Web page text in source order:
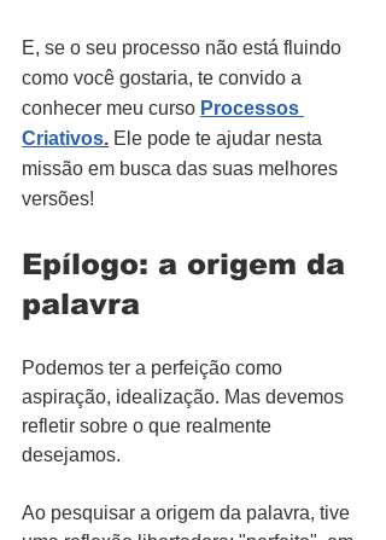
E, se o seu processo não está fluindo
como você gostaria, te convido a
conhecer meu curso Processos
Criativos. Ele pode te ajudar nesta
missão em busca das suas melhores
versões!
Epílogo: a origem da
palavra
Podemos ter a perfeição como
aspiração, idealização. Mas devemos
refletir sobre o que realmente
desejamos.
Ao pesquisar a origem da palavra, tive